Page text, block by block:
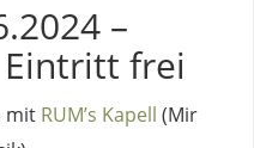
–
Eintritt frei
mit RUM’s Kapell (Mir